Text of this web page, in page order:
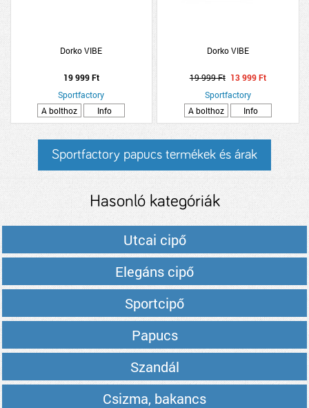
Dorko VIBE
19 999 Ft
Sportfactory
A bolthoz
Info
Dorko VIBE
19 999 Ft 13 999 Ft
Sportfactory
A bolthoz
Info
Sportfactory papucs termékek és árak
Hasonló kategóriák
Utcai cipő
Elegáns cipő
Sportcipő
Papucs
Szandál
Csizma, bakancs